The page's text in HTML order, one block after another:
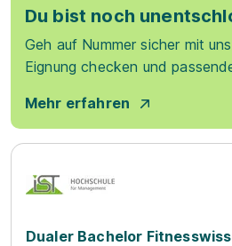
Du bist noch
Geh auf Nummer sicher mit
Eignung checken und
Mehr erfahren
Dualer Bachelor